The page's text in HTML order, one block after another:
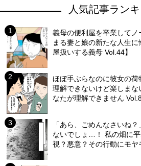
人気記事ラン
義母の便利屋を卒業して
まる妻と娘の新たな人生
屋扱いする義母 Vol.44】
ほぼ手ぶらなのに彼女の
理解できないけど楽しま
なたが理解できません Vol.8
「あら、ごめんなさいね
ないでしょ…！ 私の畑に
視？悪意？その行動にモ